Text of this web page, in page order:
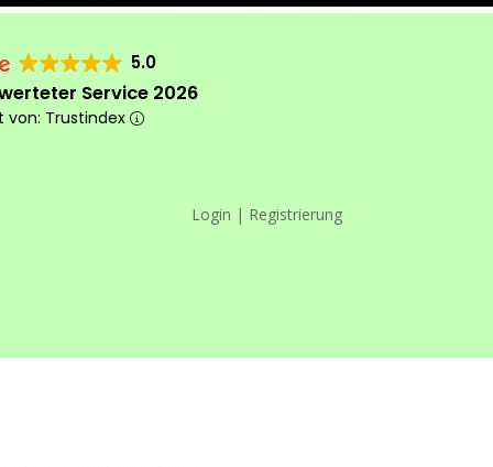
5.0
Service 2026
von: Trustindex
Login | Registrierung